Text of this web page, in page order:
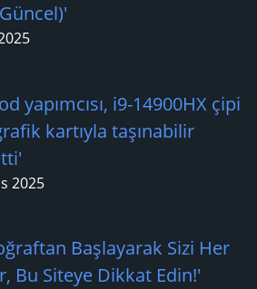
yapımcısı, i9-14900HX çipi
kartıyla taşınabilir
2025
Başlayarak Sizi Her
Bu Siteye Dikkat Edin!'